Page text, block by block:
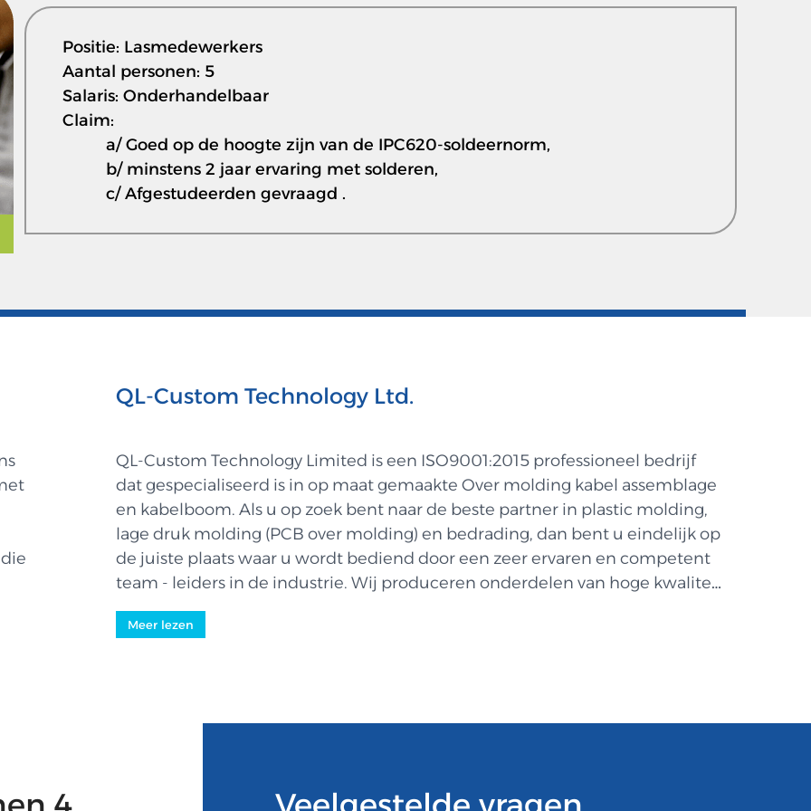
Positie: Lasmedewerkers
Aantal personen: 5
Salaris: Onderhandelbaar
Claim:
a/ Goed op de hoogte zijn van de IPC620-soldeernorm,
b/ minstens 2 jaar ervaring met solderen,
c/ Afgestudeerden gevraagd .
QL-Custom Technology Ltd.
QL-Custom Technology Limited is een ISO9001:2015 professioneel bedrijf
dat gespecialiseerd is in op maat gemaakte Over molding kabel assemblage
en kabelboom. Als u op zoek bent naar de beste partner in plastic molding,
lage druk molding (PCB over molding) en bedrading, dan bent u eindelijk op
de juiste plaats waar u wordt bediend door een zeer ervaren en competent
team - leiders in de industrie. Wij produceren onderdelen van hoge kwaliteit
die worden gebruikt in een breed...
Meer lezen